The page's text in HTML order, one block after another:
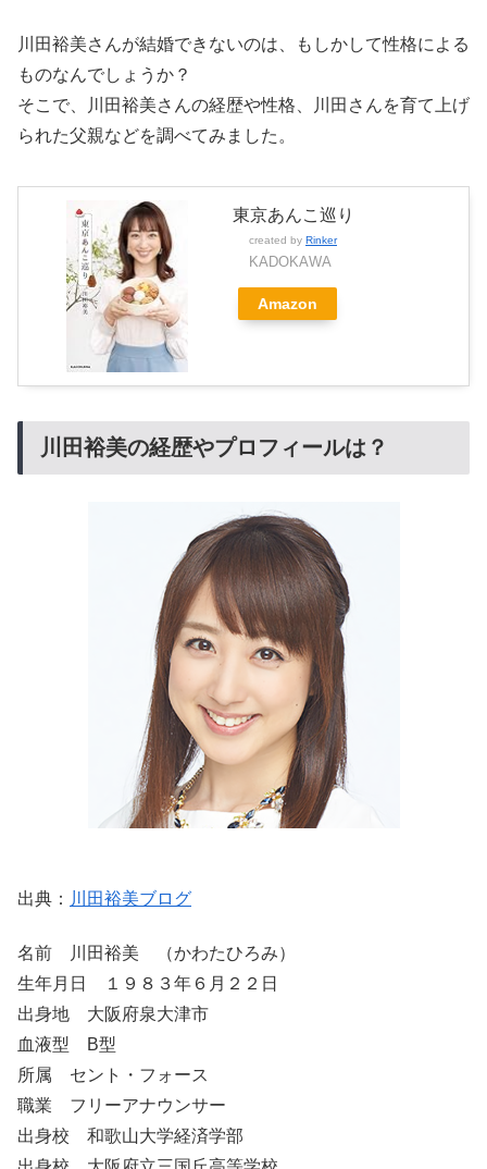
川田裕美さんが結婚できないのは、もしかして性格による
ものなんでしょうか？
そこで、川田裕美さんの経歴や性格、川田さんを育て上げ
られた父親などを調べてみました。
東京あんこ巡り
created by Rinker
KADOKAWA
Amazon
川田裕美の経歴やプロフィールは？
出典： 川田裕美ブログ
名前 川田裕美 （かわたひろみ）
生年月日 １９８３年６月２２日
出身地 大阪府泉大津市
血液型 B型
所属 セント・フォース
職業 フリーアナウンサー
出身校 和歌山大学経済学部